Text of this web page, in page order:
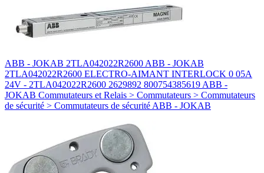
ABB - JOKAB 2TLA042022R2600 ABB - JOKAB
2TLA042022R2600 ELECTRO-AIMANT INTERLOCK 0 05A
24V - 2TLA042022R2600 2629892 800754385619 ABB -
JOKAB Commutateurs et Relais > Commutateurs > Commutateurs
de sécurité > Commutateurs de sécurité ABB - JOKAB